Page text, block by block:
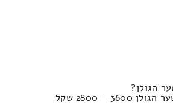
הגולן?
2800 שקל